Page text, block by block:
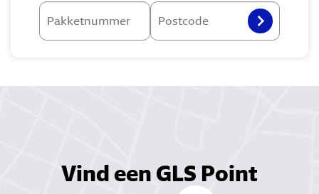
Pakketnummer
Postcode
Vind een GLS Point